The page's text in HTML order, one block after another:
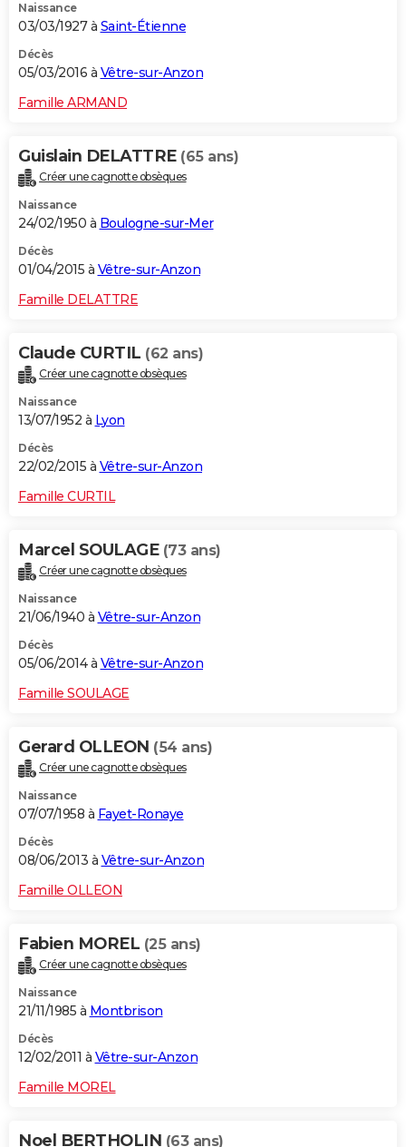
Naissance
03/03/1927 à Saint-Étienne
Décès
05/03/2016 à Vêtre-sur-Anzon
Famille ARMAND
Guislain DELATTRE (65 ans)
Créer une cagnotte obsèques
Naissance
24/02/1950 à Boulogne-sur-Mer
Décès
01/04/2015 à Vêtre-sur-Anzon
Famille DELATTRE
Claude CURTIL (62 ans)
Créer une cagnotte obsèques
Naissance
13/07/1952 à Lyon
Décès
22/02/2015 à Vêtre-sur-Anzon
Famille CURTIL
Marcel SOULAGE (73 ans)
Créer une cagnotte obsèques
Naissance
21/06/1940 à Vêtre-sur-Anzon
Décès
05/06/2014 à Vêtre-sur-Anzon
Famille SOULAGE
Gerard OLLEON (54 ans)
Créer une cagnotte obsèques
Naissance
07/07/1958 à Fayet-Ronaye
Décès
08/06/2013 à Vêtre-sur-Anzon
Famille OLLEON
Fabien MOREL (25 ans)
Créer une cagnotte obsèques
Naissance
21/11/1985 à Montbrison
Décès
12/02/2011 à Vêtre-sur-Anzon
Famille MOREL
Noel BERTHOLIN (63 ans)